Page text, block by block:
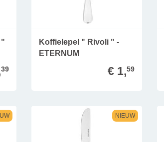
"
39
Koffielepel " Rivoli " -
ETERNUM
€ 1,59
NIEUW